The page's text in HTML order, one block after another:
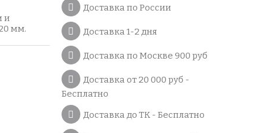
и
мм.
Доставка по России
Доставка 1-2 дня
Доставка по Москве 900 руб
Доставка от 20 000 руб -
Бесплатно
Доставка до ТК - Бесплатно